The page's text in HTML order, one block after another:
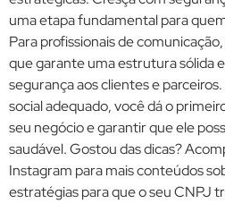
uma etapa fundamental para
Para profissionais de
que garante uma estrutura sólida
segurança aos clientes e
social adequado, você dá o
seu negócio e garantir que ele
saudável. Gostou das dicas?
Instagram para mais conteúdos
estratégias para que o seu CNPJ